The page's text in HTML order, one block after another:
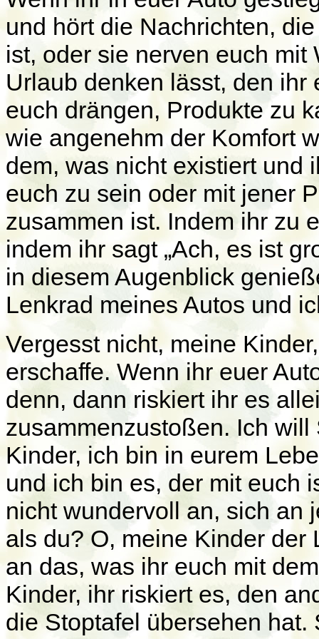
und hört die Nachrichten,
ist, oder sie nerven euch
Urlaub denken lässt, den
euch drängen, Produkte zu
wie angenehm der Komfort
dem, was nicht existiert und
euch zu sein oder mit jener
zusammen ist. Indem ihr zu
indem ihr sagt „Ach, es ist
in diesem Augenblick
Lenkrad meines Autos und
Vergesst nicht, meine
erschaffe. Wenn ihr euer
denn, dann riskiert ihr es
zusammenzustoßen. Ich
Kinder, ich bin in eurem
und ich bin es, der mit euch
nicht wundervoll an, sich an
als du? O, meine Kinder der
an das, was ihr euch mit
Kinder, ihr riskiert es, den
die Stoptafel übersehen